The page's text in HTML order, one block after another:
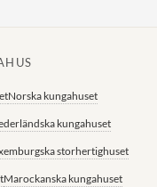
Norska kungahuset
kungahuset
storhertighuset
Marockanska kungahuset